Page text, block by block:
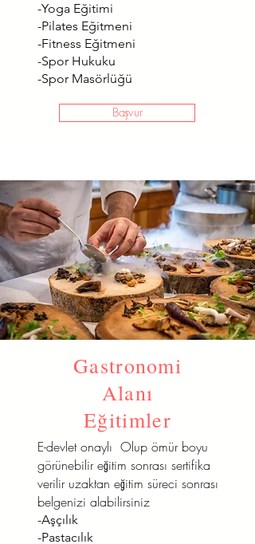
-Yoga Eğitimi
-Pilates Eğitmeni
-Fitness Eğitmeni
-Spor Hukuku
-Spor Masörlüğü
Başvur
Gastronomi
Alanı
Eğitimler
E-devlet onaylı Olup ömür boyu
görünebilir eğitim sonrası sertifika
verilir uzaktan eğitim süreci sonrası
belgenizi alabilirsiniz
-Aşçılık
-Pastacılık